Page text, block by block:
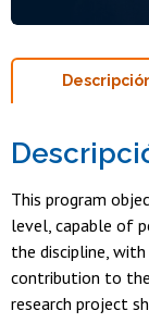
This program
level, capable of
the discipline,
contribution to
research project